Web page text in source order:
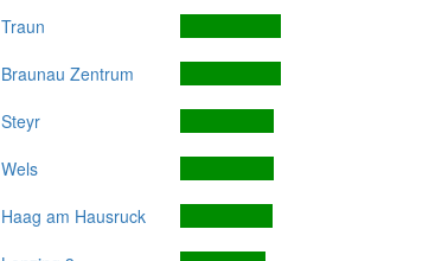
Traun
Braunau Zentrum
Steyr
Wels
Haag am Hausruck